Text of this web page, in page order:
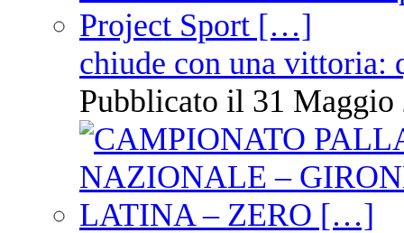
chiude con una vittoria:
Pubblicato il 31 Maggio